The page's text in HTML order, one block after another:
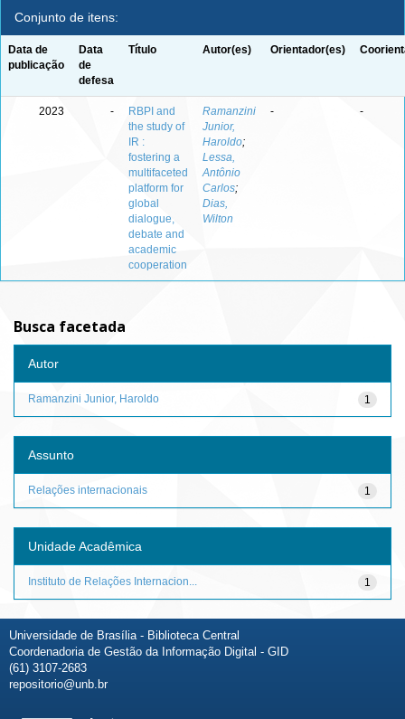
Conjunto de itens:
Data de
publicação
Data
de
defesa
Título Autor(es) Orientador(es)
2023 -
RBPI and
the study of
IR :
fostering a
multifaceted
platform for
global
dialogue,
debate and
academic
cooperation
Ramanzini
Junior,
Haroldo;
Lessa,
Antônio
Carlos;
Dias,
Wilton
- -
Busca facetada
Autor
1
Ramanzini Junior, Haroldo
Assunto
1
Relações internacionais
Unidade Acadêmica
1
Instituto de Relações Internacion...
Universidade de Brasília - Biblioteca Central
Coordenadoria de Gestão da Informação Digital - GID
(61) 3107-2683
repositorio@unb.br